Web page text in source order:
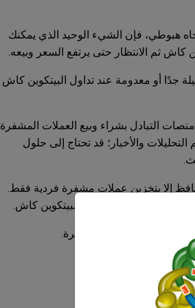
هبوطي، فإن الشيء الوحيد الذي يمكنك
كاش ثم الانتظار حتى يرتفع السعر وبيعه.
جدًا أو معدومة عند تداول البيتكوين كاش
التبادل بشراء وبيع العملات المشفرة
التحليلات والأخبار؛ قد تحتاج إلى حلول
إلا بتخزين عملات مشفرة فردية فقط.
مرتبطة بشراء وبيع البيتكوين كاش.
أموال العملاء المشفرة.